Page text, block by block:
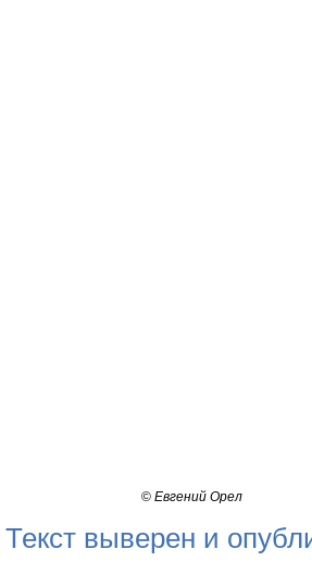
© Евгений Орел
Текст выверен и